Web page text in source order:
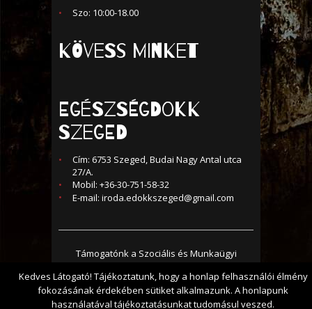
Szo: 10:00-18.00
KÖVESS MINKET
Egészségdokk
Szeged
Cím: 6753 Szeged, Budai Nagy Antal utca
27/A.
Mobil: +36-30-751-58-32
E-mail: iroda.edokkszeged@gmail.com
Támogatónk a Szociális és Munkaügyi
Minisztérium és a Nemzeti Erőforrás
Minisztérium, az ESZA Kft. közreműködésével
Kedves Látogató! Tájékoztatunk, hogy a honlap felhasználói élmény
fokozásának érdekében sütiket alkalmazunk. A honlapunk
használatával tájékoztatásunkat tudomásul veszed.